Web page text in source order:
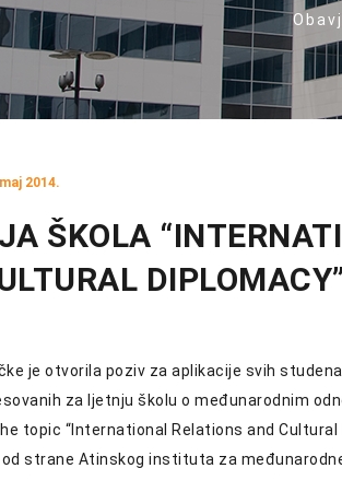
2014.
ŠKOLA
DIPLOMACY”
je otvorila poziv za aplikacije svih
za ljetnju školu o međunarodnim
topic “International Relations and Cultural
strane Atinskog instituta za